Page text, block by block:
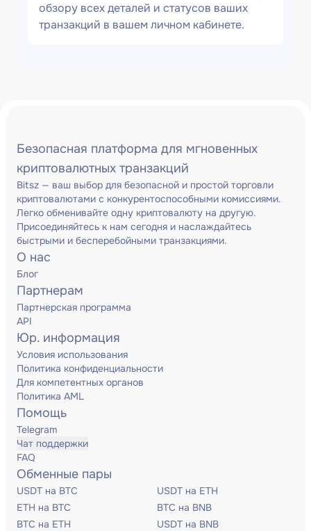
обзору всех деталей и статусов ваших
транзакций в вашем личном кабинете.
Безопасная платформа для мгновенных
криптовалютных транзакций
Bitsz — ваш выбор для безопасной и простой торговли
криптовалютами с конкурентоспособными комиссиями.
Легко обменивайте одну криптовалюту на другую.
Присоединяйтесь к нам сегодня и наслаждайтесь
быстрыми и бесперебойными транзакциями.
О нас
Блог
Партнерам
Партнерская программа
API
Юр. информация
Условия использования
Политика конфиденциальности
Для компетентных органов
Политика AML
Помощь
Telegram
Чат поддержки
FAQ
Обменные пары
USDT на BTC
USDT на ETH
ETH на BTC
BTC на BNB
BTC на ETH
USDT на BNB